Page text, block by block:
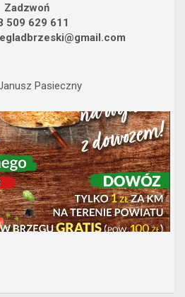
Zadzwoń
509 629 611
Pasieczny